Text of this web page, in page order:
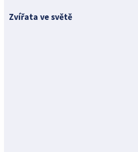
Zvířata ve světě